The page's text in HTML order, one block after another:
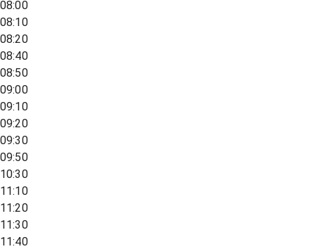
08:00
08:10
08:20
08:40
08:50
09:00
09:10
09:20
09:30
09:50
10:30
11:10
11:20
11:30
11:40